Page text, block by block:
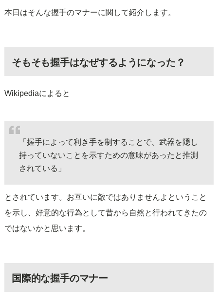
本日はそんな握手のマナーに関して紹介します。
そもそも握手はなぜするようになった？
Wikipediaによると
「握手によって利き手を制することで、武器を隠し
持っていないことを示すための意味があったと推測
されている」
とされています。お互いに敵ではありませんよということ
を示し、好意的な行為として昔から自然と行われてきたの
ではないかと思います。
国際的な握手のマナー